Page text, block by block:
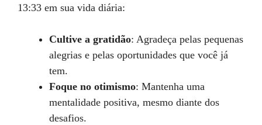
13:33 em sua vida diária:
Cultive a gratidão: Agradeça pelas pequenas
alegrias e pelas oportunidades que você já
tem.
Foque no otimismo: Mantenha uma
mentalidade positiva, mesmo diante dos
desafios.